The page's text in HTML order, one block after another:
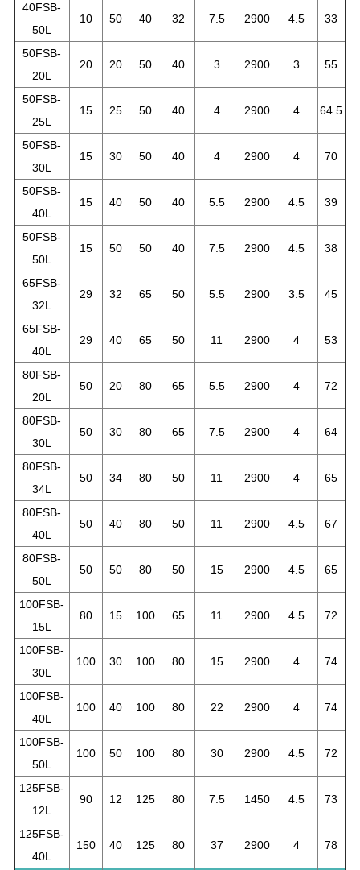
40FSB-
50L
10 50 40 32 7.5 2900 4.5 33
50FSB-
20L
20 20 50 40 3 2900 3 55
50FSB-
25L
15 25 50 40 4 2900 4 64.5
50FSB-
30L
15 30 50 40 4 2900 4 70
50FSB-
40L
15 40 50 40 5.5 2900 4.5 39
50FSB-
50L
15 50 50 40 7.5 2900 4.5 38
65FSB-
32L
29 32 65 50 5.5 2900 3.5 45
65FSB-
40L
29 40 65 50 11 2900 4 53
80FSB-
20L
50 20 80 65 5.5 2900 4 72
80FSB-
30L
50 30 80 65 7.5 2900 4 64
80FSB-
34L
50 34 80 50 11 2900 4 65
80FSB-
40L
50 40 80 50 11 2900 4.5 67
80FSB-
50L
50 50 80 50 15 2900 4.5 65
100FSB-
15L
80 15 100 65 11 2900 4.5 72
100FSB-
30L
100 30 100 80 15 2900 4 74
100FSB-
40L
100 40 100 80 22 2900 4 74
100FSB-
50L
100 50 100 80 30 2900 4.5 72
125FSB-
12L
90 12 125 80 7.5 1450 4.5 73
125FSB-
40L
150 40 125 80 37 2900 4 78